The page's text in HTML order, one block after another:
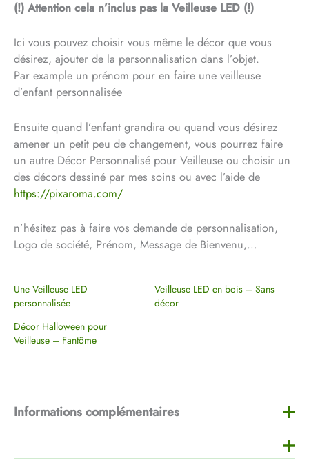
(!) Attention cela n’inclus pas la Veilleuse LED (!)
Ici vous pouvez choisir vous même le décor que vous
désirez, ajouter de la personnalisation dans l’objet.
Par example un prénom pour en faire une veilleuse
d’enfant personnalisée
Ensuite quand l’enfant grandira ou quand vous désirez
amener un petit peu de changement, vous pourrez faire
un autre Décor Personnalisé pour Veilleuse ou choisir un
des décors dessiné par mes soins ou avec l’aide de
https://pixaroma.com/
n’hésitez pas à faire vos demande de personnalisation,
Logo de société, Prénom, Message de Bienvenu,…
Une Veilleuse LED
personnalisée
Veilleuse LED en bois – Sans
décor
Décor Halloween pour
Veilleuse – Fantôme
Informations complémentaires